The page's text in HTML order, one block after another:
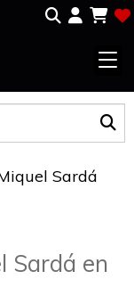
Sardá
Sardá en